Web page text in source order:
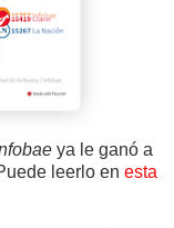
ya le ganó a
leerlo en esta